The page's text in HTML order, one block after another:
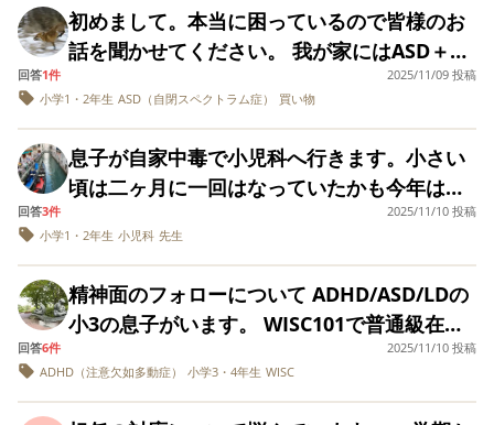
まず２年に上がり、息子がただただ出来ない子扱いになっ
てる気がします。
勉強での躓きもなく、体育や音楽…全ての授業そつなくこ
なしてます。
ただ同じ支援級の子から、すぐチクられてます。
｢息子くんに○○されたー｣って…そんな年頃、特性だとも
思うんですが、息子はチクれないし、言い返せません。
相手の子はどんな支援…指導されているか分かりません
が、必然的に息子が出来ない子扱いになってて不憫です。
去年の支援級担任は理解がありましたが、今の支援級担任
にはなさそうです。
息子だけが聞いてない・理解してない事も、｢他の子(同じ
クラスの支援級児)は出来てますし…｣と比べられ、息子の
えてくださいとお願
いしました。） それ
からは何の指摘もな
的に公園に行った
り、おつかいを頼ん
でみたり（お店の人
に聞く練習）、でき
る限りのことをして
きました。 ところ
担任には伝わってい
なかったことがわか
りました。 結果の内
容も園長は覚えてい
ない様子で、「それ
でも支援は必要だと
思いますよ。園と決
めましょう」と。 ひ
きません。 本人側として同世代との関係性が
安定しづらく、特に揉めているとか、意地悪
されているようなわけでなくても離れている
ちょっとした間に「何もしてないのに睨まれ
る」と感じることが多数あり、様子を見てい
ると相手は特別何の抵抗もないので普段通り
話しかけてくる・・・通常通り・・・のよう
な場面が多くあります。 常に人の顔色を伺っ
ているような感じで、こちらもいろいろ考え
て対応したり話をしていますが、落ち着いて
いる時に話をすると軽く流すような感じで重
要性が伝わらず、正解が見つからないことで
てしまいまともに話せません。どうすればい
いでしょうか？
ケーションに難有り、協調運動障害、一斉支
持も通らないので支援級に在籍させておりま
す。 小さい時から、公園で初めて会った子供
にずっと友達だったかのように振舞ったり、
２、３回しか会ってない子や、支援級の６年
生の先輩に「俺ら親友！」と言ったり、と、
ハラハラさせる言動をします。その都度「名
前も知らない子はまだ友達じゃないよ。」
「そりゃセンパイに失礼だよ！」と諭してき
ました。それでも、優しい子や、波長が合う
子とは仲良くし、学童では普通級の子らとも
それなりに関わりがあり、家でも写真付きの
てくれない大切なこと」シリーズを良いタイ
初めまして。本当に困っているので皆様のお
話を聞かせてください。 我が家にはASD＋
ADHDの姉弟がいますが、小学二年生の弟の
方がADHDが強く、突発的に自宅から脱走を
がしてみたかった、と真夏の日中に自転車で
一人で3キロ離れたスーパーへ行き、2度目は
お盆前の夜中に「帰省する時に食べるお菓子
を買いに行かなきゃ」と自転車でまたスーパ
ーへ(菓子パンをいっぱい買ってるから、お菓
子はいらないと話していました)。3度目は姉
との喧嘩で「もうねぇねと一緒に暮らしたく
ない！」とみんなが寝静まった夜中に家を飛
び出してしまいました。 幸い3度とも怪我な
回答1件
2025/11/09 投稿
小学1・2年生 ASD（自閉スペクトラム症） 買い物
息子が自家中毒で小児科へ行きます。小さい
頃は二ヶ月に一回はなっていたかも今年は二
回目。先生にはストレスと言われましたが、
発達障害の子は自家中毒なりやすいとかあり
回答3件
2025/11/10 投稿
小学1・2年生 小児科 先生
精神面のフォローについて ADHD/ASD/LDの
小3の息子がいます。 WISC101で普通級在籍
ですが学習に遅れがあり、友達関係もついて
いけなくなってきました。 学習は家で補えば
回答6件
2025/11/10 投稿
ADHD（注意欠如多動症）
小学3・4年生 WISC